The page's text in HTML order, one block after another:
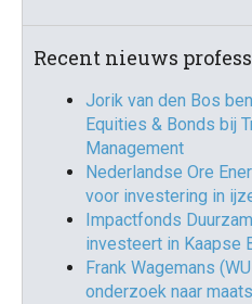
Recent nieuws
Jorik van den Bos
Equities & Bonds bij
Management
Nederlandse Ore
voor investering in
Impactfonds
investeert in Kaapse
Frank Wagemans
onderzoek naar